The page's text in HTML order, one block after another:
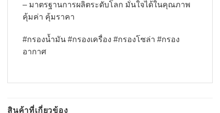
– มาตรฐานการผลิตระดับโลก มั่นใจได้ในคุณภาพ
คุ้มค่า คุ้มราคา
#กรองน้ำมัน #กรองเครื่อง #กรองโซล่า #กรอง
อากาศ
สินค้าที่เกี่ยวข้อง